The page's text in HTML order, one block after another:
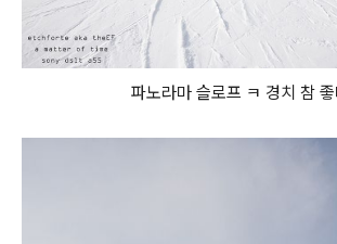
파노라마 슬로프 ㅋ 경치 참